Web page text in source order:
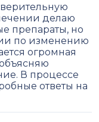
делаю
препараты, но
по изменению
огромная
В процессе
ответы на